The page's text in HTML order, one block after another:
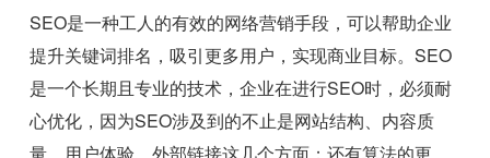
SEO是一种工人的有效的网络营销手段，可以帮助企业
提升关键词排名，吸引更多用户，实现商业目标。SEO
是一个长期且专业的技术，企业在进行SEO时，必须耐
心优化，因为SEO涉及到的不止是网站结构、内容质